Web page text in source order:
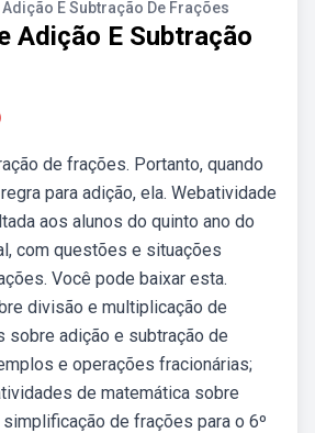
E Subtração De Frações
Adição E Subtração
de frações. Portanto, quando
para adição, ela. Webatividade
aos alunos do quinto ano do
com questões e situações
Você pode baixar esta.
divisão e multiplicação de
sobre adição e subtração de
e operações fracionárias;
de matemática sobre
de frações para o 6º